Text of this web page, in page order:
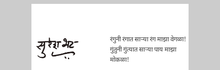
रंगुनी रंगात साऱ्या रंग माझा वेगळा!
गुंतुनी गुंत्यात साऱ्या पाय माझा
मोकळा!